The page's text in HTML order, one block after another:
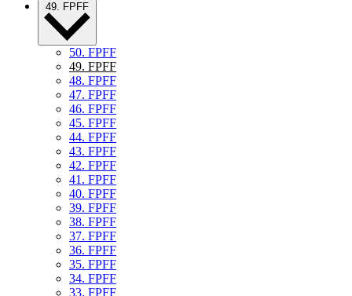
49. FPFF
50. FPFF
49. FPFF
48. FPFF
47. FPFF
46. FPFF
45. FPFF
44. FPFF
43. FPFF
42. FPFF
41. FPFF
40. FPFF
39. FPFF
38. FPFF
37. FPFF
36. FPFF
35. FPFF
34. FPFF
33. FPFF